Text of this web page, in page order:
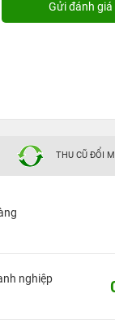
THU CŨ ĐỔI
nghiệp